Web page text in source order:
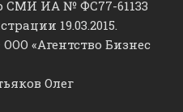
СМИ ИА № ФС77-61133
19.03.2015.
«Агентство Бизнес
Олег